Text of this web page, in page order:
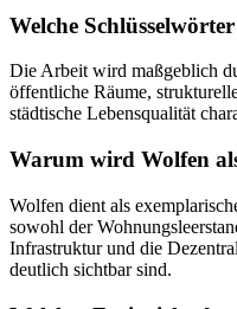
Welche
Die Arbeit wird maßgeblich
öffentliche Räume,
städtische Lebensqualität
Warum wird Wolfen
Wolfen dient als
sowohl der
Infrastruktur und die
deutlich sichtbar sind.